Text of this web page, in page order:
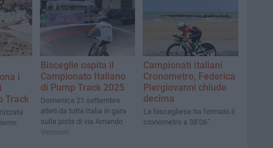
i
Track
Bisceglie ospita il
Campionato Italiano
di Pump Track 2025
Domenica 21 settembre
atleti da tutta Italia in gara
sulla pista di via Amando
Vescovo
Campionati Italiani
Cronometro, Federica
Piergiovanni chiude
decima
La biscegliese ha fermato il
cronometro a 38’06”